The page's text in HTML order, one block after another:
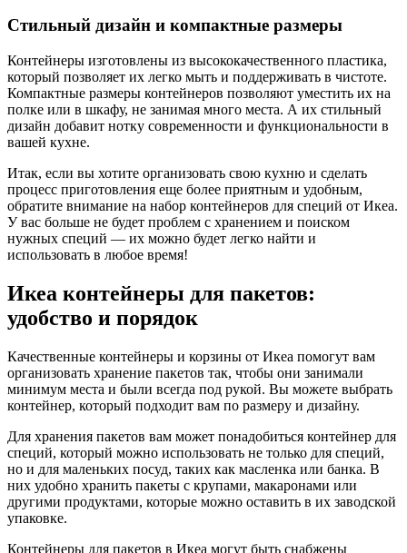
Стильный дизайн и компактные размеры
Контейнеры изготовлены из высококачественного пластика,
который позволяет их легко мыть и поддерживать в чистоте.
Компактные размеры контейнеров позволяют уместить их на
полке или в шкафу, не занимая много места. А их стильный
дизайн добавит нотку современности и функциональности в
вашей кухне.
Итак, если вы хотите организовать свою кухню и сделать
процесс приготовления еще более приятным и удобным,
обратите внимание на набор контейнеров для специй от Икеа.
У вас больше не будет проблем с хранением и поиском
нужных специй — их можно будет легко найти и
использовать в любое время!
Икеа контейнеры для пакетов:
удобство и порядок
Качественные контейнеры и корзины от Икеа помогут вам
организовать хранение пакетов так, чтобы они занимали
минимум места и были всегда под рукой. Вы можете выбрать
контейнер, который подходит вам по размеру и дизайну.
Для хранения пакетов вам может понадобиться контейнер для
специй, который можно использовать не только для специй,
но и для маленьких посуд, таких как масленка или банка. В
них удобно хранить пакеты с крупами, макаронами или
другими продуктами, которые можно оставить в их заводской
упаковке.
Контейнеры для пакетов в Икеа могут быть снабжены